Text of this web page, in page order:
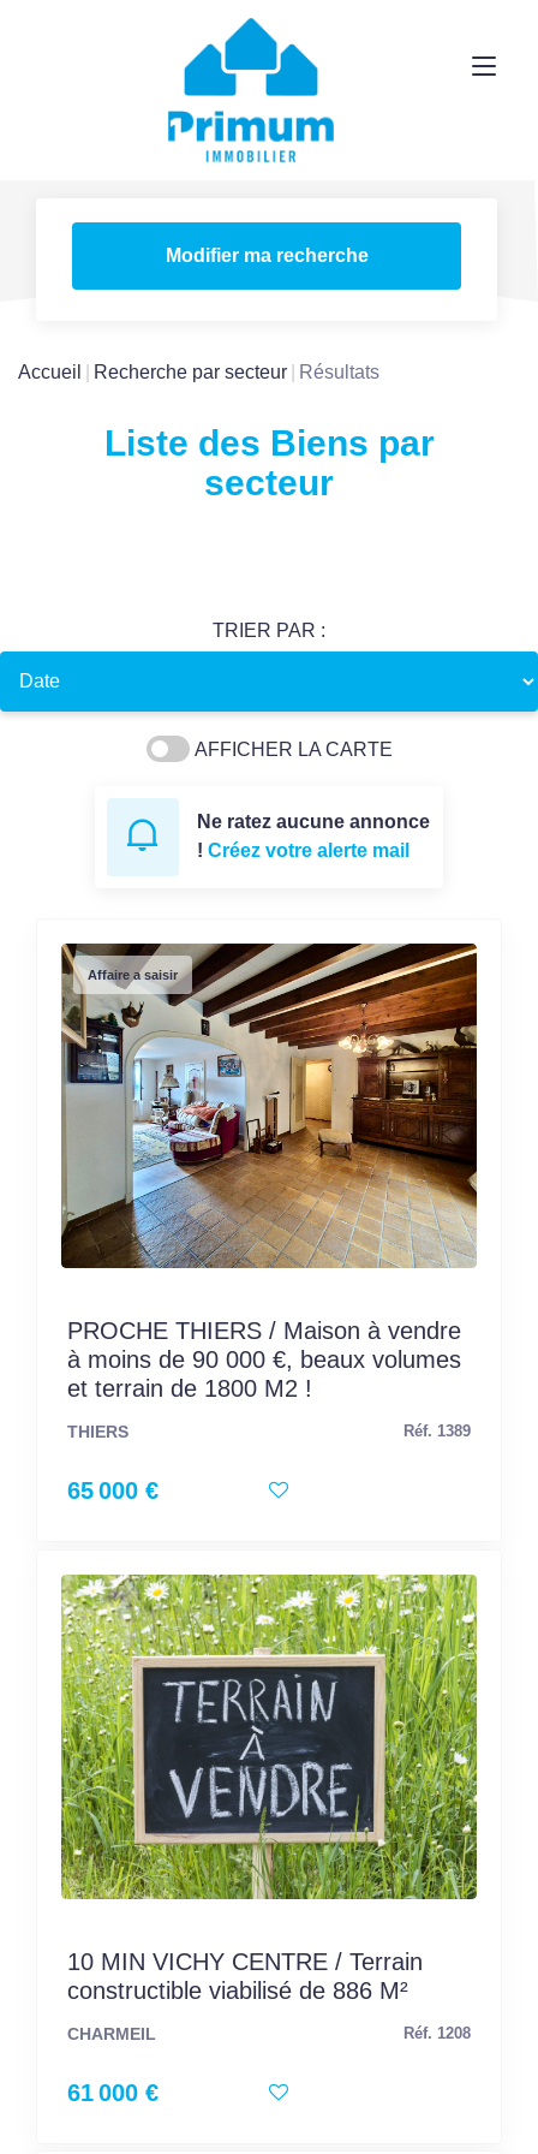
Modifier ma recherche
Accueil Recherche par secteur Résultats
Liste des Biens par
secteur
TRIER PAR :
AFFICHER LA CARTE
Ne ratez aucune annonce
! Créez votre alerte mail
Affaire a saisir
PROCHE THIERS / Maison à vendre
à moins de 90 000 €, beaux volumes
et terrain de 1800 M2 !
THIERS Réf. 1389
65 000 €
10 MIN VICHY CENTRE / Terrain
constructible viabilisé de 886 M²
CHARMEIL Réf. 1208
61 000 €